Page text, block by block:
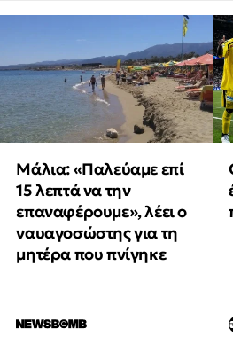
Μάλια: «Παλεύαμε επί
15 λεπτά να την
επαναφέρουμε», λέει ο
ναυαγοσώστης για τη
μητέρα που πνίγηκε